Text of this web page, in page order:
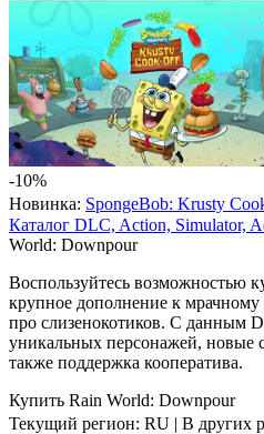
-10%
Новинка: SpongeBob: Krusty
Каталог DLC, Action, Simulator,
World: Downpour
Воспользуйтесь возможностью
крупное дополнение к
про слизенокотиков. С данным
уникальных персонажей,
также поддержка кооператива.
Купить Rain World: Downpour
Текущий регион: RU | В других